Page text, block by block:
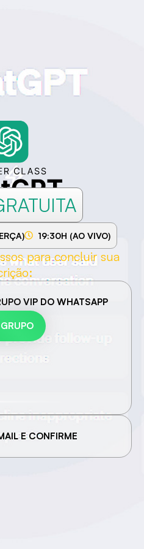
19:30H (AO VIVO)
para concluir sua
VIP DO WHATSAPP
E CONFIRME